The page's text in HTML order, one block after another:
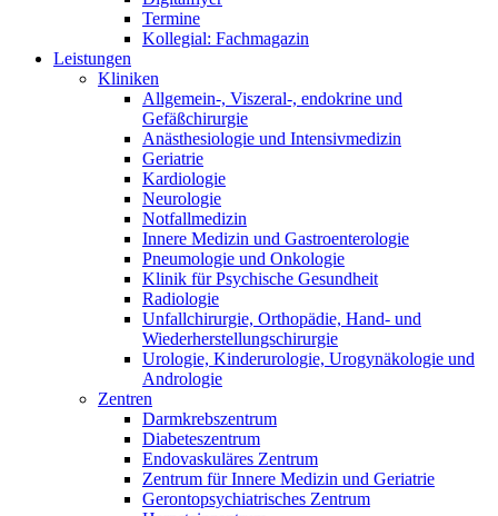
Termine
Kollegial: Fachmagazin
Leistungen
Kliniken
Allgemein-, Viszeral-, endokrine und
Gefäßchirurgie
Anästhesiologie und Intensivmedizin
Geriatrie
Kardiologie
Neurologie
Notfallmedizin
Innere Medizin und Gastroenterologie
Pneumologie und Onkologie
Klinik für Psychische Gesundheit
Radiologie
Unfallchirurgie, Orthopädie, Hand- und
Wiederherstellungschirurgie
Urologie, Kinderurologie, Urogynäkologie und
Andrologie
Zentren
Darmkrebszentrum
Diabeteszentrum
Endovaskuläres Zentrum
Zentrum für Innere Medizin und Geriatrie
Gerontopsychiatrisches Zentrum